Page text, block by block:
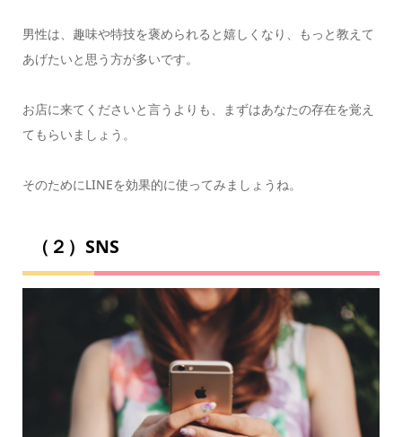
男性は、趣味や特技を褒められると嬉しくなり、もっと教えて
あげたいと思う方が多いです。
お店に来てくださいと言うよりも、まずはあなたの存在を覚え
てもらいましょう。
そのためにLINEを効果的に使ってみましょうね。
（２）SNS